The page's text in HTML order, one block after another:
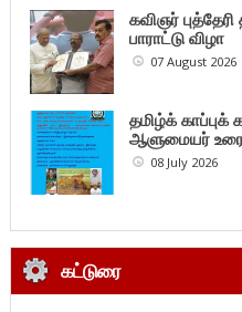
கவிஞர்
பாராட்டு விழா
07 August 2026
தமிழ்க்
ஆளுமையர்
08 July 2026
கட்டுரை